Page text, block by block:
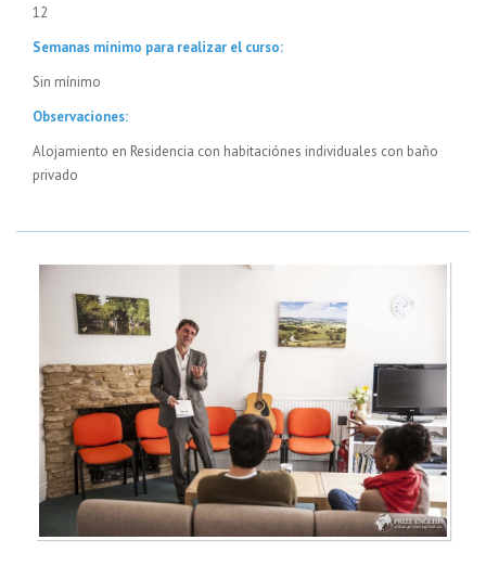
12
Semanas mínimo para realizar el curso:
Sin mínimo
Observaciones:
Alojamiento en Residencia con habitaciónes individuales con baño
privado